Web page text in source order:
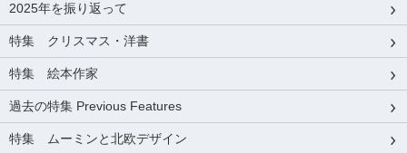
2025年を振り返って
特集 クリスマス・洋書
特集 絵本作家
過去の特集 Previous Features
特集 ムーミンと北欧デザイン